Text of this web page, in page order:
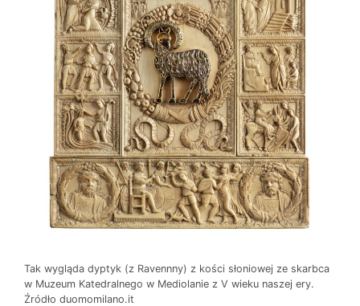
Tak wygląda dyptyk (z Ravennny) z kości słoniowej ze skarbca
w Muzeum Katedralnego w Mediolanie z V wieku naszej ery.
Źródło duomomilano.it